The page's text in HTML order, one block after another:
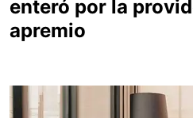
enteró por la
apremio